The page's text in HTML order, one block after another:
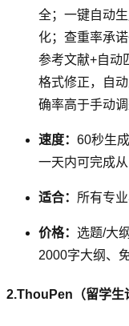
全；一键自动
化；查重率承
参考文献+自动
格式修正，自
确率高于手动调
速度： 60秒生
一天内可完成从
适合： 所有专
价格： 选题/大
2000字大纲、
2.ThouPen（留学生